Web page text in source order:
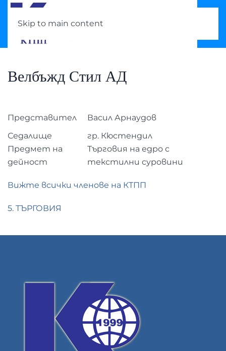
Skip to main content
Велбъжд Стил АД
Представител
Васил Арнаудов
Седалище
гр. Кюстендил
Предмет на
дейност
Търговия на едро с
текстилни суровини
Вижте всички членове на КТПП
5. ТЪРГОВИЯ